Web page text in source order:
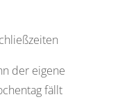
der eigene
fällt